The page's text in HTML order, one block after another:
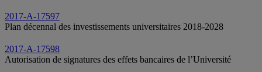
2017-A-17597
Plan décennal des investissements universitaires 2018-2028
2017-A-17598
Autorisation de signatures des effets bancaires de l’Université